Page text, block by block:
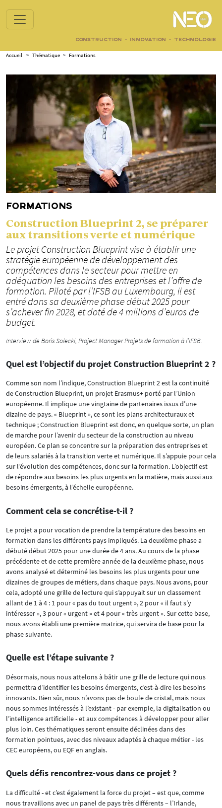
CONSTRUCTION - INNOVATION - TECHNOLOGIE
Accueil > Thématique > Formations
FORMATIONS
Construction Blueprint 2, se préparer
aux transitions verte et numérique
Le projet Construction Blueprint vise à établir une
stratégie européenne de développement des
compétences dans le secteur pour mettre en
adéquation les besoins des entreprises et l’offre de
formation. Piloté par l’IFSB au Luxembourg, il est
entré dans sa deuxième phase début 2025 pour
s’achever fin 2028, et doté de 4 millions d’euros de
budget.
Interview de Boris Solecki, Project Manager Projets de formation à l’IFSB.
Quel est l’objectif du projet Construction Blueprint 2 ?
Comme son nom l’indique, Construction Blueprint 2 est la continuité
de Construction Blueprint, un projet Erasmus+ porté par l’Union
européenne. Il implique une vingtaine de partenaires issus d’une
dizaine de pays. « Blueprint », ce sont les plans architecturaux et
technique ; Construction Blueprint est donc, en quelque sorte, un plan
de marche pour l’avenir du secteur de la construction au niveau
européen. Ce plan se concentre sur la préparation des entreprises et
de leurs salariés à la transition verte et numérique. Il s’appuie pour cela
sur l’évolution des compétences, donc sur la formation. L’objectif est
de répondre aux besoins les plus urgents en la matière, mais aussi aux
besoins émergents, à l’échelle européenne.
Comment cela se concrétise-t-il ?
Le projet a pour vocation de prendre la température des besoins en
formation dans les différents pays impliqués. La deuxième phase a
débuté début 2025 pour une durée de 4 ans. Au cours de la phase
précédente et de cette première année de la deuxième phase, nous
avons analysé et déterminé les besoins les plus urgents pour une
dizaines de groupes de métiers, dans chaque pays. Nous avons, pour
cela, adopté une grille de lecture qui s’appuyait sur un classement
allant de 1 à 4 : 1 pour « pas du tout urgent », 2 pour « il faut s’y
intéresser », 3 pour « urgent » et 4 pour « très urgent ». Sur cette base,
nous avons établi une première matrice, qui servira de base pour la
phase suivante.
Quelle est l’étape suivante ?
Désormais, nous nous attelons à bâtir une grille de lecture qui nous
permettra d’identifier les besoins émergents, c’est-à-dire les besoins
innovants. Bien sûr, nous n’avons pas de boule de cristal, mais nous
nous sommes intéressés à l’existant - par exemple, la digitalisation ou
l’intelligence artificielle - et aux compétences à développer pour aller
plus loin. Ces thématiques seront ensuite déclinées dans des
formation pointues, avec des niveaux adaptés à chaque métier - les
CEC européens, ou EQF en anglais.
Quels défis rencontrez-vous dans ce projet ?
La difficulté - et c’est également la force du projet – est que, comme
nous travaillons avec un panel de pays très différents – l’Irlande,